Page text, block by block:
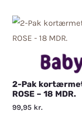
2-Pak kortærmet
ROSE – 18 MDR.
99,95 kr.